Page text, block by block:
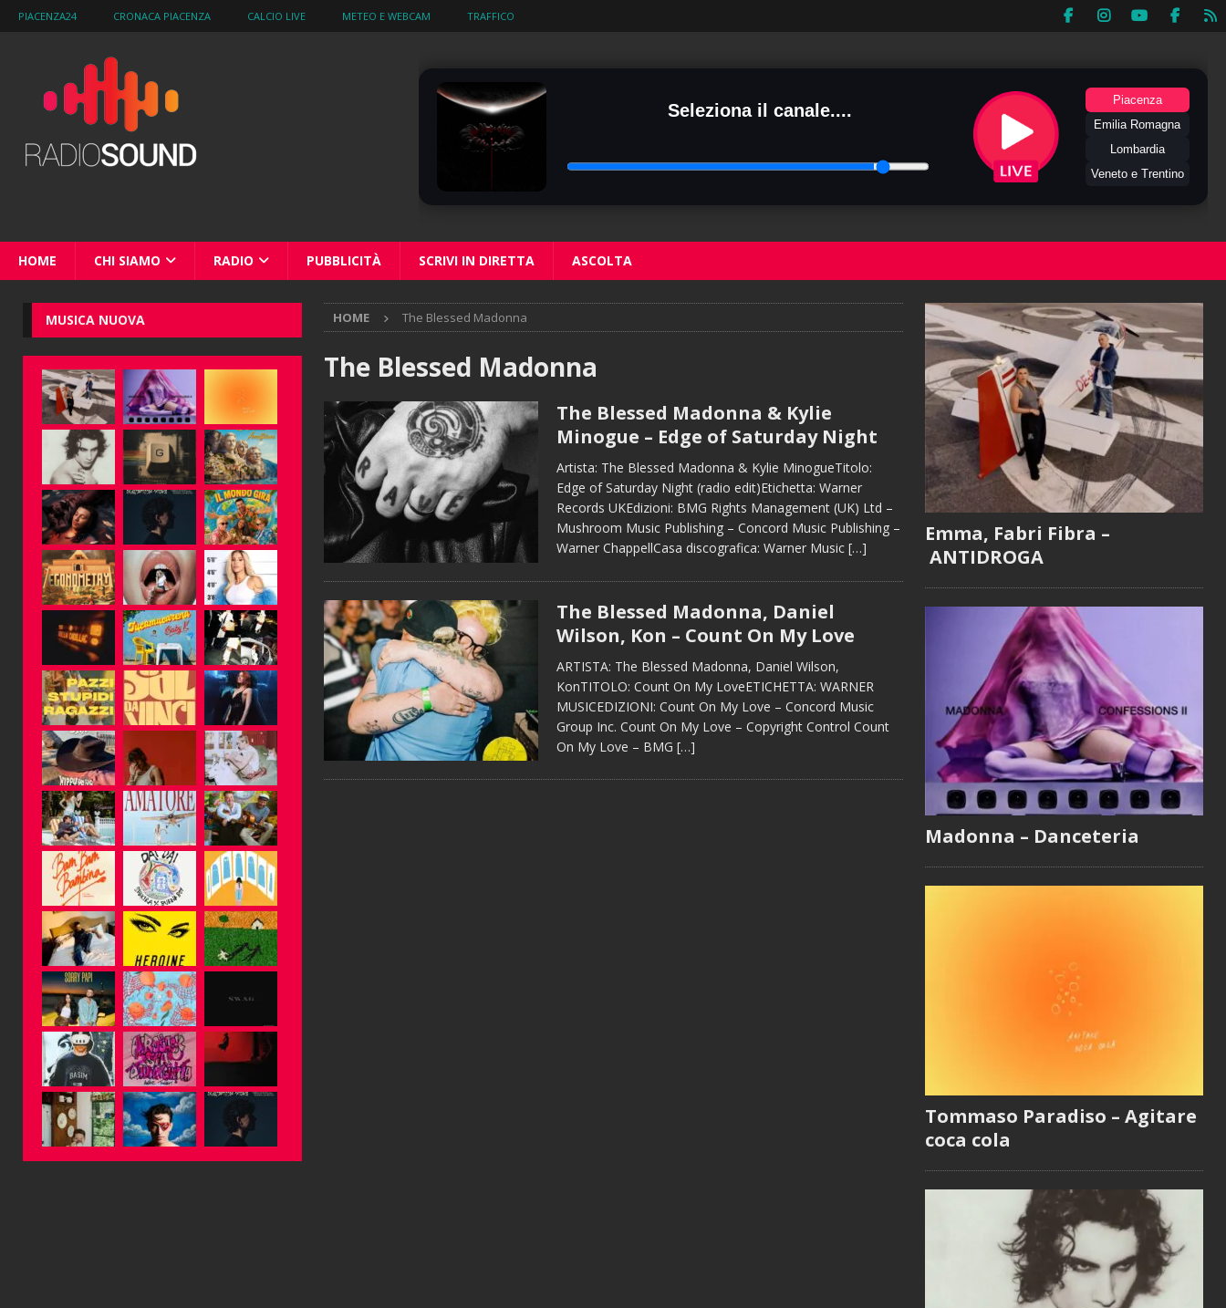
PIACENZA24 CRONACA PIACENZA CALCIO LIVE METEO E WEBCAM TRAFFICO
Seleziona il canale....
Piacenza
Emilia Romagna
Lombardia
Veneto e Trentino
HOME CHI SIAMO RADIO PUBBLICITÀ SCRIVI IN DIRETTA ASCOLTA
HOME The Blessed Madonna
The Blessed Madonna
The Blessed Madonna & Kylie
Minogue – Edge of Saturday Night
Artista: The Blessed Madonna & Kylie MinogueTitolo:
Edge of Saturday Night (radio edit)Etichetta: Warner
Records UKEdizioni: BMG Rights Management (UK) Ltd –
Mushroom Music Publishing – Concord Music Publishing –
Warner ChappellCasa discografica: Warner Music […]
The Blessed Madonna, Daniel
Wilson, Kon – Count On My Love
ARTISTA: The Blessed Madonna, Daniel Wilson,
KonTITOLO: Count On My LoveETICHETTA: WARNER
MUSICEDIZIONI: Count On My Love – Concord Music
Group Inc. Count On My Love – Copyright Control Count
On My Love – BMG […]
MUSICA NUOVA
Emma, Fabri Fibra –
ANTIDROGA
Madonna – Danceteria
Tommaso Paradiso – Agitare
coca cola